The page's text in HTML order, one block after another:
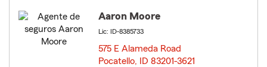
Aaron Moore
Lic: ID-8385733
575 E Alameda Road
Pocatello, ID 83201-3621